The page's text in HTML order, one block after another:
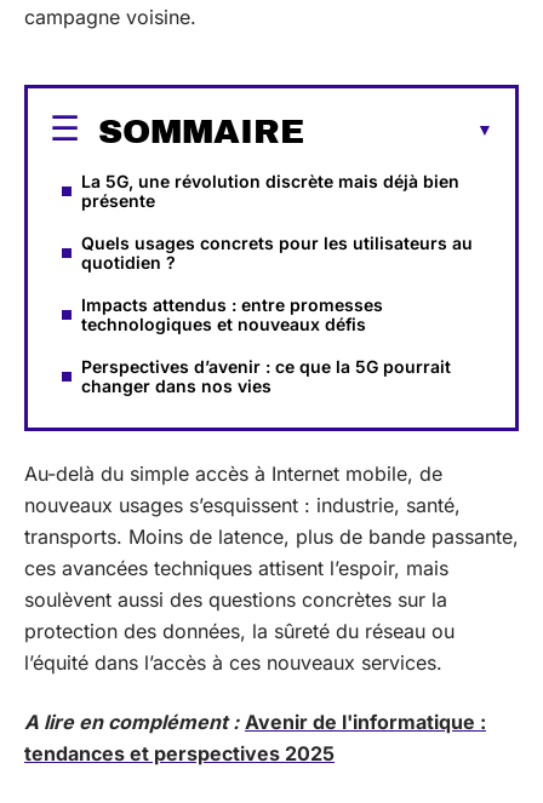
campagne voisine.
SOMMAIRE
La 5G, une révolution discrète mais déjà bien
présente
Quels usages concrets pour les utilisateurs au
quotidien ?
Impacts attendus : entre promesses
technologiques et nouveaux défis
Perspectives d’avenir : ce que la 5G pourrait
changer dans nos vies
Au-delà du simple accès à Internet mobile, de
nouveaux usages s’esquissent : industrie, santé,
transports. Moins de latence, plus de bande passante,
ces avancées techniques attisent l’espoir, mais
soulèvent aussi des questions concrètes sur la
protection des données, la sûreté du réseau ou
l’équité dans l’accès à ces nouveaux services.
A lire en complément : Avenir de l'informatique :
tendances et perspectives 2025